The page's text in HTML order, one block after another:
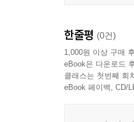
한줄평 (0건)
1,000원 이상 구매
eBook은 다운로드
클래스는 첫번째 회
eBook 페이백, CD/